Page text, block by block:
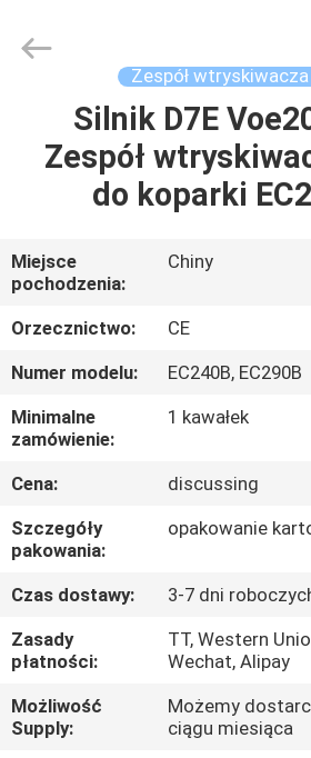
PRODUKTY
O
NAS
WYCIECZKA
PO
FABRYCE
KONTROLA
JAKOŚCI
SKONTAKTUJ
SIĘ
Z
NAMI
Management
Services
Zespół
Silnik D7E
Zespół
do koparki
Miejsce
pochodzenia:
Chiny
Orzecznictwo:
CE
Numer modelu:
EC240B, EC290B
Minimalne
zamówienie:
1 kawałek
Cena:
discussing
Szczegóły
pakowania:
opakowanie
Czas dostawy:
3-7 dni
Zasady
płatności:
TT, Western
Wechat, Alipay
Możliwość
Supply:
Możemy
ciągu miesiąca